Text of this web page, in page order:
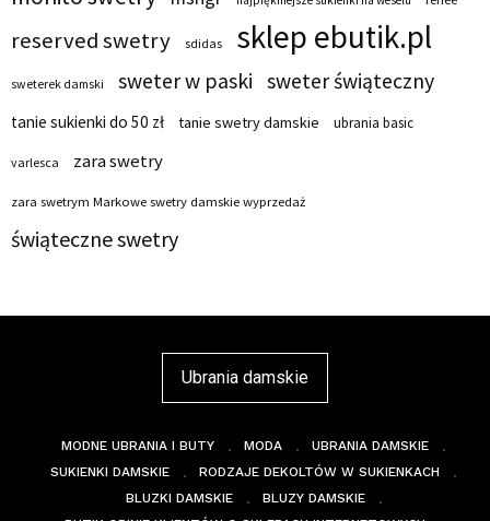
reserved swetry sdidas sklep ebutik.pl
sweterek damski sweter w paski sweter świąteczny
tanie sukienki do 50 zł tanie swetry damskie ubrania basic
varlesca zara swetry
zara swetrym Markowe swetry damskie wyprzedaż
świąteczne swetry
Ubrania damskie
MODNE UBRANIA I BUTY MODA
UBRANIA DAMSKIE
SUKIENKI DAMSKIE
RODZAJE DEKOLTÓW W SUKIENKACH
BLUZKI DAMSKIE
BLUZY DAMSKIE